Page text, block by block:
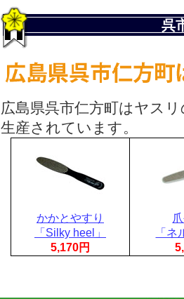
呉
広島県呉市仁方町はヤス
生産されています。
かかとやすり
「Silky heel」
5,170円
「ネ